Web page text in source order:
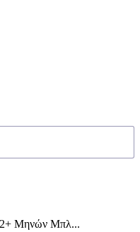
Μηνών Μπλ...